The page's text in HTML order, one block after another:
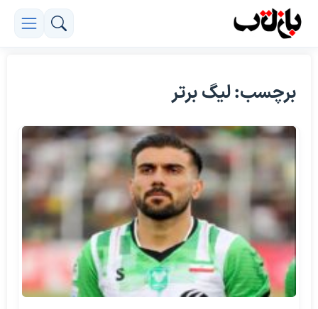
برچسب: لیگ برتر